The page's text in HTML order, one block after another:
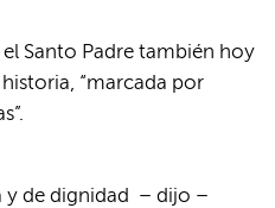
Santo Padre también hoy
“marcada por
y de dignidad – dijo –